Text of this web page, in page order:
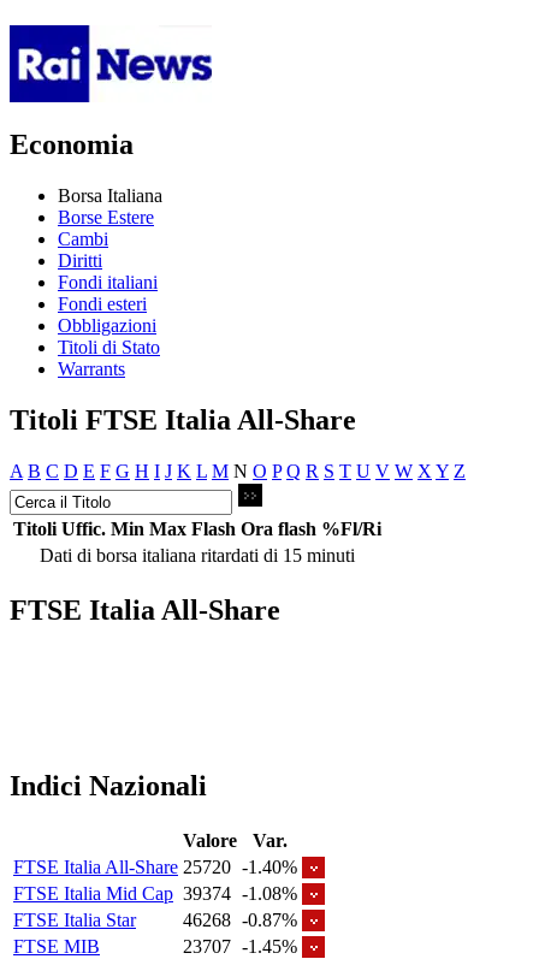
Economia
Borsa Italiana
Borse Estere
Cambi
Diritti
Fondi italiani
Fondi esteri
Obbligazioni
Titoli di Stato
Warrants
Titoli FTSE Italia All-Share
A B C D E F G H I J K L M N O P Q R S T U V W X Y Z
Titoli Uffic. Min Max Flash Ora flash %Fl/Ri
Dati di borsa italiana ritardati di 15 minuti
FTSE Italia All-Share
Indici Nazionali
Valore
Var.
FTSE Italia All-Share 25720 -1.40%
FTSE Italia Mid Cap 39374 -1.08%
FTSE Italia Star
46268 -0.87%
FTSE MIB
23707 -1.45%